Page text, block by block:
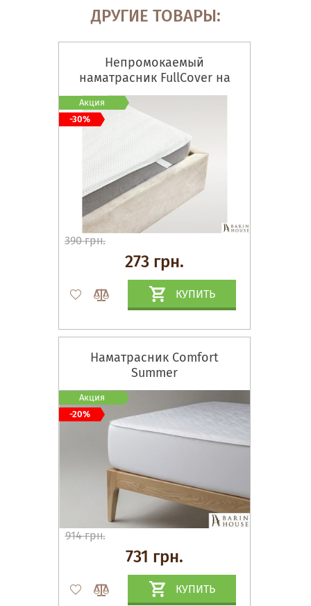
ДРУГИЕ ТОВАРЫ:
Непромокаемый
наматрасник FullCover на
резинках по углам
390 грн.
273 грн.
КУПИТЬ
Акция
-30%
Наматрасник Comfort
Summer
914 грн.
731 грн.
КУПИТЬ
Акция
-20%